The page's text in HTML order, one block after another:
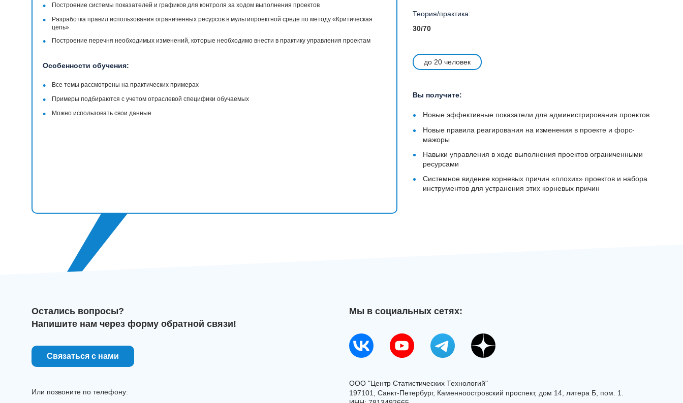
• Построение системы показателей и графиков для контроля за ходом выполнения проектов
•
Разработка правил использования ограниченных ресурсов в мультипроектной среде по методу «Критическая
цепь»
• Построение перечня необходимых изменений, которые необходимо внести в практику управления проектам
Особенности обучения:
• Все темы рассмотрены на практических примерах
• Примеры подбираются с учетом отраслевой специфики обучаемых
• Можно использовать свои данные
Теория/практика:
30/70
до 20 человек
Вы получите:
• Новые эффективные показатели для администрирования проектов
•
Новые правила реагирования на изменения в проекте и форс-
мажоры
•
Навыки управления в ходе выполнения проектов ограниченными
ресурсами
•
Системное видение корневых причин «плохих» проектов и набора
инструментов для устранения этих корневых причин
Остались вопросы?
Напишите нам через форму обратной связи!
Связаться с нами
Или позвоните по телефону:
Мы в социальных сетях:
ООО "Центр Статистических Технологий"
197101, Санкт-Петербург, Каменноостровский проспект, дом 14, литера Б, пом. 1.